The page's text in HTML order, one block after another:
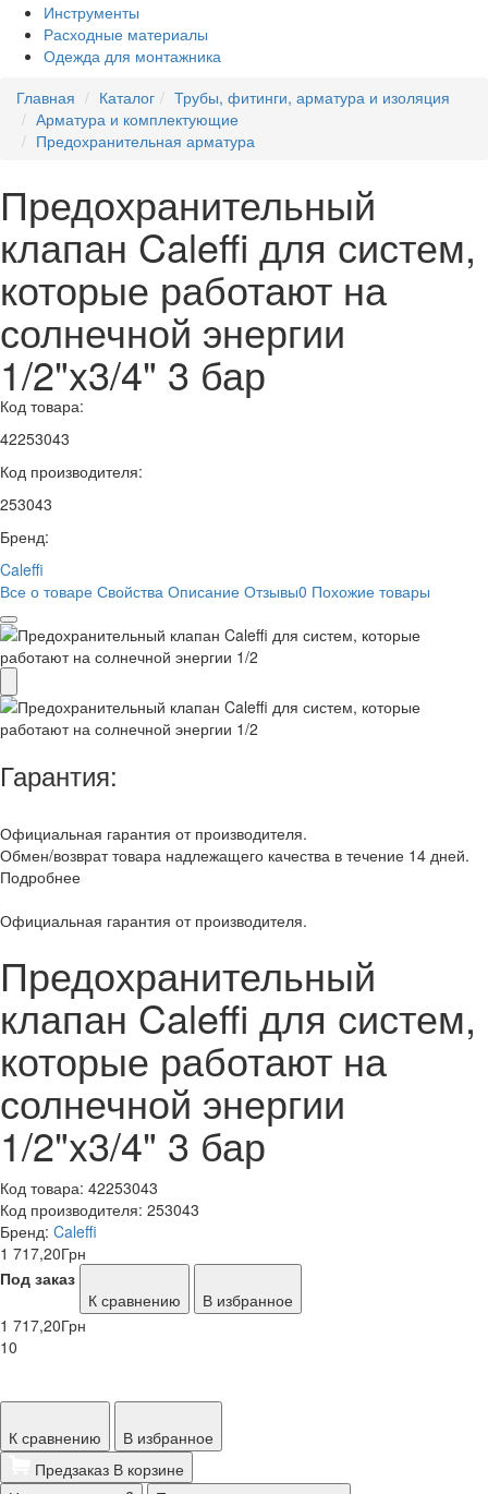
Инструменты
Расходные материалы
Одежда для монтажника
Главная
Каталог
Трубы, фитинги, арматура и изоляция
Арматура и комплектующие
Предохранительная арматура
Предохранительный
клапан Caleffi для систем,
которые работают на
солнечной энергии
1/2"x3/4" 3 бар
Код товара:
42253043
Код производителя:
253043
Бренд:
Caleffi
Все о товаре Свойства Описание Отзывы0 Похожие товары
Гарантия:
Официальная гарантия от производителя.
Обмен/возврат товара надлежащего качества в течение 14 дней.
Подробнее
Официальная гарантия от производителя.
Предохранительный
клапан Caleffi для систем,
которые работают на
солнечной энергии
1/2"x3/4" 3 бар
Код товара: 42253043
Код производителя: 253043
Бренд: Caleffi
1 717,20Грн
Под заказ
К сравнению
В избранное
1 717,20Грн
10
К сравнению
В избранное
Предзаказ В корзине